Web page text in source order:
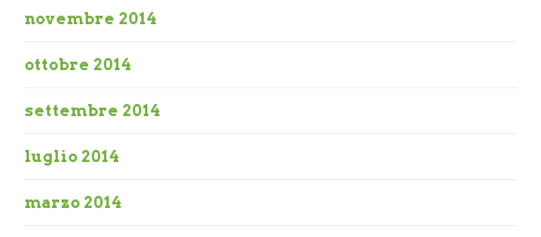
novembre 2014
ottobre 2014
settembre 2014
luglio 2014
marzo 2014